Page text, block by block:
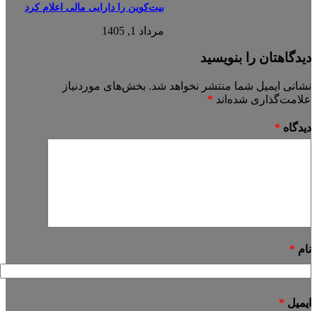
بیت‌کوین را دارایی مالی اعلام کرد
مرداد 1, 1405
دیدگاهتان را بنویسید
نشانی ایمیل شما منتشر نخواهد شد. بخش‌های موردنیاز
علامت‌گذاری شده‌اند *
دیدگاه *
نام *
ایمیل *